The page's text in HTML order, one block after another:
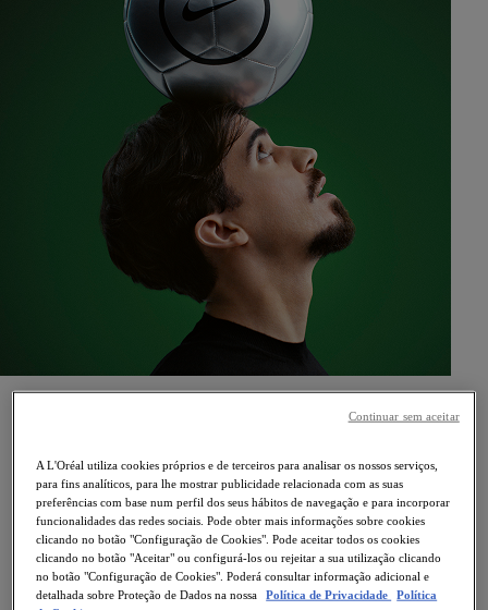
recomendada por mais de 80.000 dermatologistas em todo
o mundo, orgulha-se de anunciar a contratação do
internacional português e médio do Paris Saint-Germain,
Vítor Machado Ferreira, conhecido mundialmente como
Vitinha, como o seu novo Embaixador Global da Marca.
Vitinha será o rosto da próxima campanha de Dercos
A L'Oréal utiliza cookies próprios e de terceiros para analisar os nossos serviços,
para fins analíticos, para lhe mostrar publicidade relacionada com as suas
preferências com base num perfil dos seus hábitos de navegação e para incorporar
funcionalidades das redes sociais. Pode obter mais informações sobre cookies
clicando no botão "Configuração de Cookies". Pode aceitar todos os cookies
clicando no botão "Aceitar" ou configurá-los ou rejeitar a sua utilização clicando
no botão "Configuração de Cookies". Poderá consultar informação adicional e
detalhada sobre Proteção de Dados na nossa
Política de Privacidade
Política
Continuar sem aceitar